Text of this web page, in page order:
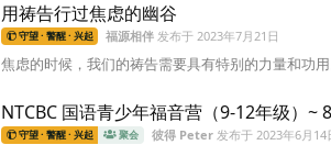
用祷告行过焦虑的幽谷
守望 · 警醒 · 兴起 福源相伴 发布于2023年7月21日
焦虑的时候，我们的祷告需要具有特别的力量和功
NTCBC 国语青少年福音营（9-12年级）
守望 · 警醒 · 兴起 聚会 彼得 Peter发布于 2023年6月14